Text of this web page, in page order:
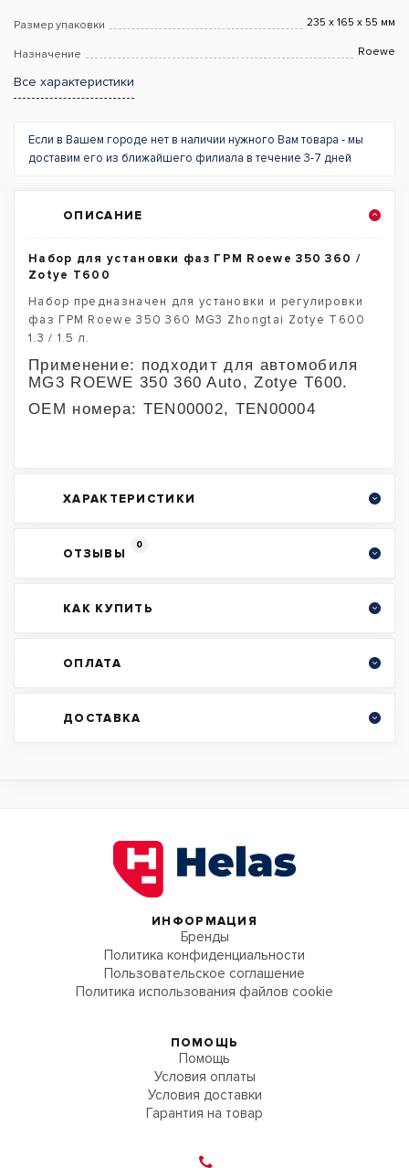
Размер упаковки 235 x 165 x 55 мм
Назначение Roewe
Все характеристики
Если в Вашем городе нет в наличии нужного Вам товара - мы
доставим его из ближайшего филиала в течение 3-7 дней
ОПИСАНИЕ
Набор для установки фаз ГРМ Roewe 350 360 /
Zotye T600
Набор предназначен для установки и регулировки
фаз ГРМ Roewe 350 360 MG3 Zhongtai Zotye T600
1.3 / 1.5 л.
Применение: подходит для автомобиля
MG3 ROEWE 350 360 Auto, Zotye T600.
OEM номера: TEN00002, TEN00004
ХАРАКТЕРИСТИКИ
ОТЗЫВЫ
0
КАК КУПИТЬ
ОПЛАТА
ДОСТАВКА
ИНФОРМАЦИЯ
Бренды
Политика конфиденциальности
Пользовательское соглашение
Политика использования файлов cookie
ПОМОЩЬ
Помощь
Условия оплаты
Условия доставки
Гарантия на товар